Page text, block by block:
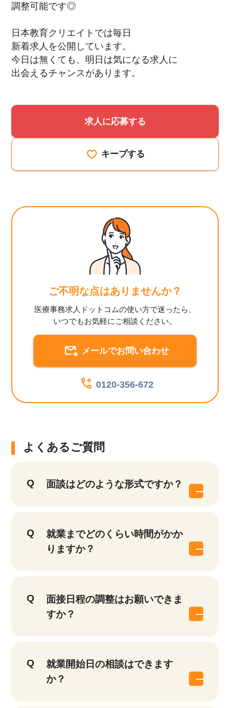
調整可能です◎
日本教育クリエイトでは毎日
新着求人を公開しています。
今日は無くても、明日は気になる求人に
出会えるチャンスがあります。
求人に応募する
キープする
ご不明な点はありませんか？
医療事務求人ドットコムの使い方で迷ったら、
いつでもお気軽にご相談ください。
メールでお問い合わせ
0120-356-672
よくあるご質問
面談はどのような形式ですか？
就業までどのくらい時間がかか
りますか？
面接日程の調整はお願いできま
すか？
就業開始日の相談はできます
か？